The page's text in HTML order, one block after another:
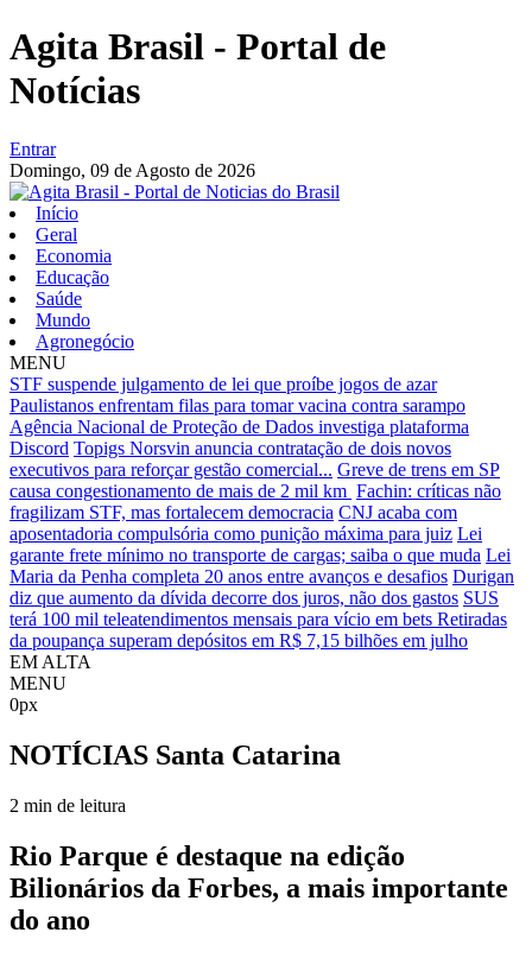
Agita Brasil - Portal de
Notícias
Entrar
Domingo, 09 de Agosto de 2026
Início
Geral
Economia
Educação
Saúde
Mundo
Agronegócio
MENU
STF suspende julgamento de lei que proíbe jogos de azar
Paulistanos enfrentam filas para tomar vacina contra sarampo
Agência Nacional de Proteção de Dados investiga plataforma
Discord Topigs Norsvin anuncia contratação de dois novos
executivos para reforçar gestão comercial... Greve de trens em SP
causa congestionamento de mais de 2 mil km Fachin: críticas não
fragilizam STF, mas fortalecem democracia CNJ acaba com
aposentadoria compulsória como punição máxima para juiz Lei
garante frete mínimo no transporte de cargas; saiba o que muda Lei
Maria da Penha completa 20 anos entre avanços e desafios Durigan
diz que aumento da dívida decorre dos juros, não dos gastos SUS
terá 100 mil teleatendimentos mensais para vício em bets Retiradas
da poupança superam depósitos em R$ 7,15 bilhões em julho
EM ALTA
MENU
0px
NOTÍCIAS Santa Catarina
2 min de leitura
Rio Parque é destaque na edição
Bilionários da Forbes, a mais importante
do ano